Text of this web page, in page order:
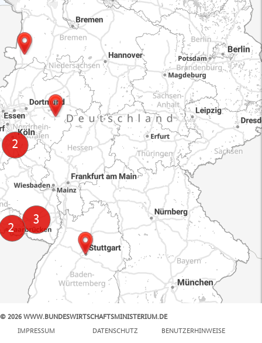
© 2026 WWW.BUNDESWIRTSCHAFTSMINISTERIUM.DE
IMPRESSUM
DATENSCHUTZ BENUTZERHINWEISE